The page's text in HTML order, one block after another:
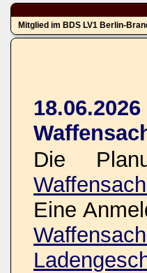
Mitglied im BDS LV1 Berlin-
Die
Eine